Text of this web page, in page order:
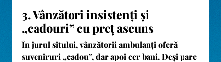
3. Vânzători insistenți și
„cadouri” cu preț ascuns
În jurul sitului, vânzătorii ambulanți oferă
suveniruri „cadou”, dar apoi cer bani. Deși pare